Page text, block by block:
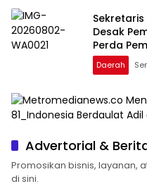
Sekretaris
Desak
Perda
Besar
Daerah
Advertorial &
Promosikan bisnis, layanan,
di sini.